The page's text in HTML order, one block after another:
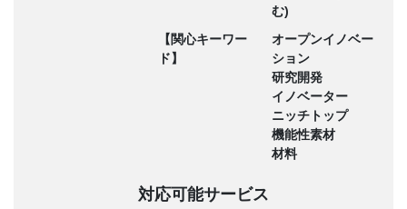
む)
【関心キーワー
ド】
オープンイノベー
ション
研究開発
イノベーター
ニッチトップ
機能性素材
材料
対応可能サービス